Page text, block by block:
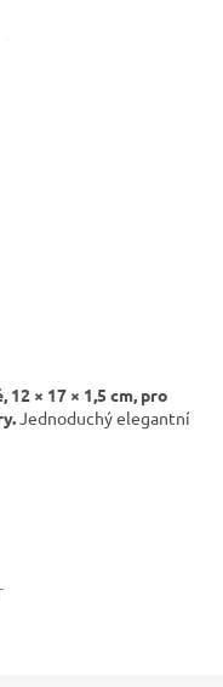
× 17 × 1,5 cm, pro
Jednoduchý elegantní